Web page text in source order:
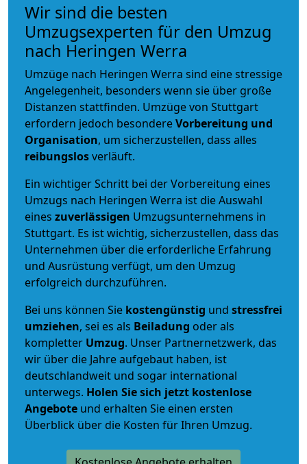
Wir sind die besten
Umzugsexperten für den Umzug
nach Heringen Werra
Umzüge nach Heringen Werra sind eine stressige
Angelegenheit, besonders wenn sie über große
Distanzen stattfinden. Umzüge von Stuttgart
erfordern jedoch besondereVorbereitung und
Organisation, um sicherzustellen, dass alles
reibungslosverläuft.
Ein wichtiger Schritt bei der Vorbereitung eines
Umzugs nach Heringen Werra ist die Auswahl
eines zuverlässigen Umzugsunternehmens in
Stuttgart. Es ist wichtig, sicherzustellen, dass das
Unternehmen über die erforderliche Erfahrung
und Ausrüstung verfügt, um den Umzug
erfolgreich durchzuführen.
Bei uns können Sie kostengünstig und stressfrei
umziehen, sei es als Beiladung oder als
kompletter Umzug. Unser Partnernetzwerk, das
wir über die Jahre aufgebaut haben, ist
deutschlandweit und sogar international
unterwegs. Holen Sie sich jetzt kostenlose
Angebote und erhalten Sie einen ersten
Überblick über die Kosten für Ihren Umzug.